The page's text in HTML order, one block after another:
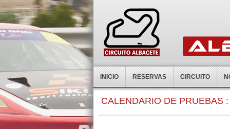
INICIO RESERVAS CIRCUITO
CALENDARIO DE PRUEBAS :